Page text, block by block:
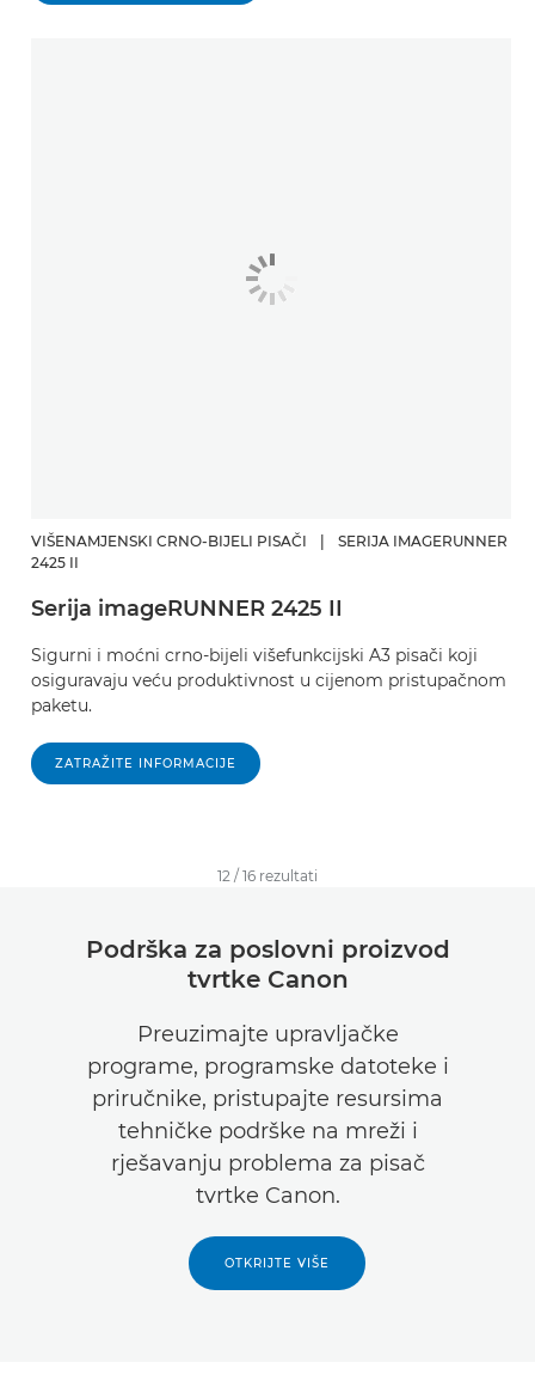
VIŠENAMJENSKI CRNO-BIJELI PISAČI
SERIJA IMAGERUNNER
2425 II
Serija imageRUNNER 2425 II
Sigurni i moćni crno-bijeli višefunkcijski A3 pisači koji
osiguravaju veću produktivnost u cijenom pristupačnom
paketu.
ZATRAŽITE INFORMACIJE
12 / 16 rezultati
Podrška za poslovni proizvod
tvrtke Canon
Preuzimajte upravljačke
programe, programske datoteke i
priručnike, pristupajte resursima
tehničke podrške na mreži i
rješavanju problema za pisač
tvrtke Canon.
OTKRIJTE VIŠE